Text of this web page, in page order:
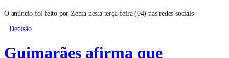
O anúncio foi feito por Zema nesta terça-feira (04) nas redes sociais
Decisão
Guimarães afirma que